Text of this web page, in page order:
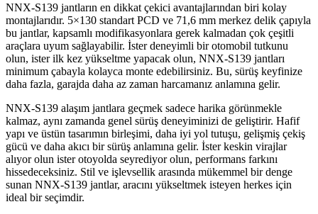
NNX-S139 jantların en dikkat çekici avantajlarından biri kolay
montajlarıdır. 5×130 standart PCD ve 71,6 mm merkez delik çapıyla
bu jantlar, kapsamlı modifikasyonlara gerek kalmadan çok çeşitli
araçlara uyum sağlayabilir. İster deneyimli bir otomobil tutkunu
olun, ister ilk kez yükseltme yapacak olun, NNX-S139 jantları
minimum çabayla kolayca monte edebilirsiniz. Bu, sürüş keyfinize
daha fazla, garajda daha az zaman harcamanız anlamına gelir.
NNX-S139 alaşım jantlara geçmek sadece harika görünmekle
kalmaz, aynı zamanda genel sürüş deneyiminizi de geliştirir. Hafif
yapı ve üstün tasarımın birleşimi, daha iyi yol tutuşu, gelişmiş çekiş
gücü ve daha akıcı bir sürüş anlamına gelir. İster keskin virajlar
alıyor olun ister otoyolda seyrediyor olun, performans farkını
hissedeceksiniz. Stil ve işlevsellik arasında mükemmel bir denge
sunan NNX-S139 jantlar, aracını yükseltmek isteyen herkes için
ideal bir seçimdir.